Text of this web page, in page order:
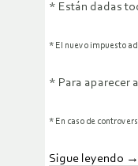
* Están dadas
* El nuevo impuesto
* Para aparecer
* En caso de
Sigue leyendo →